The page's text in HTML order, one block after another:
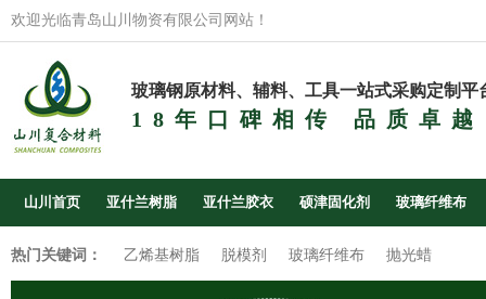
欢迎光临青岛山川物资有限公司网站！
玻璃钢原材料、辅料、工具一站式采购定制平
18年口碑相传 品质卓越
山川首页 亚什兰树脂 亚什兰胶衣 硕津固化剂 玻璃纤维布
热门关键词： 乙烯基树脂 脱模剂 玻璃纤维布 抛光蜡